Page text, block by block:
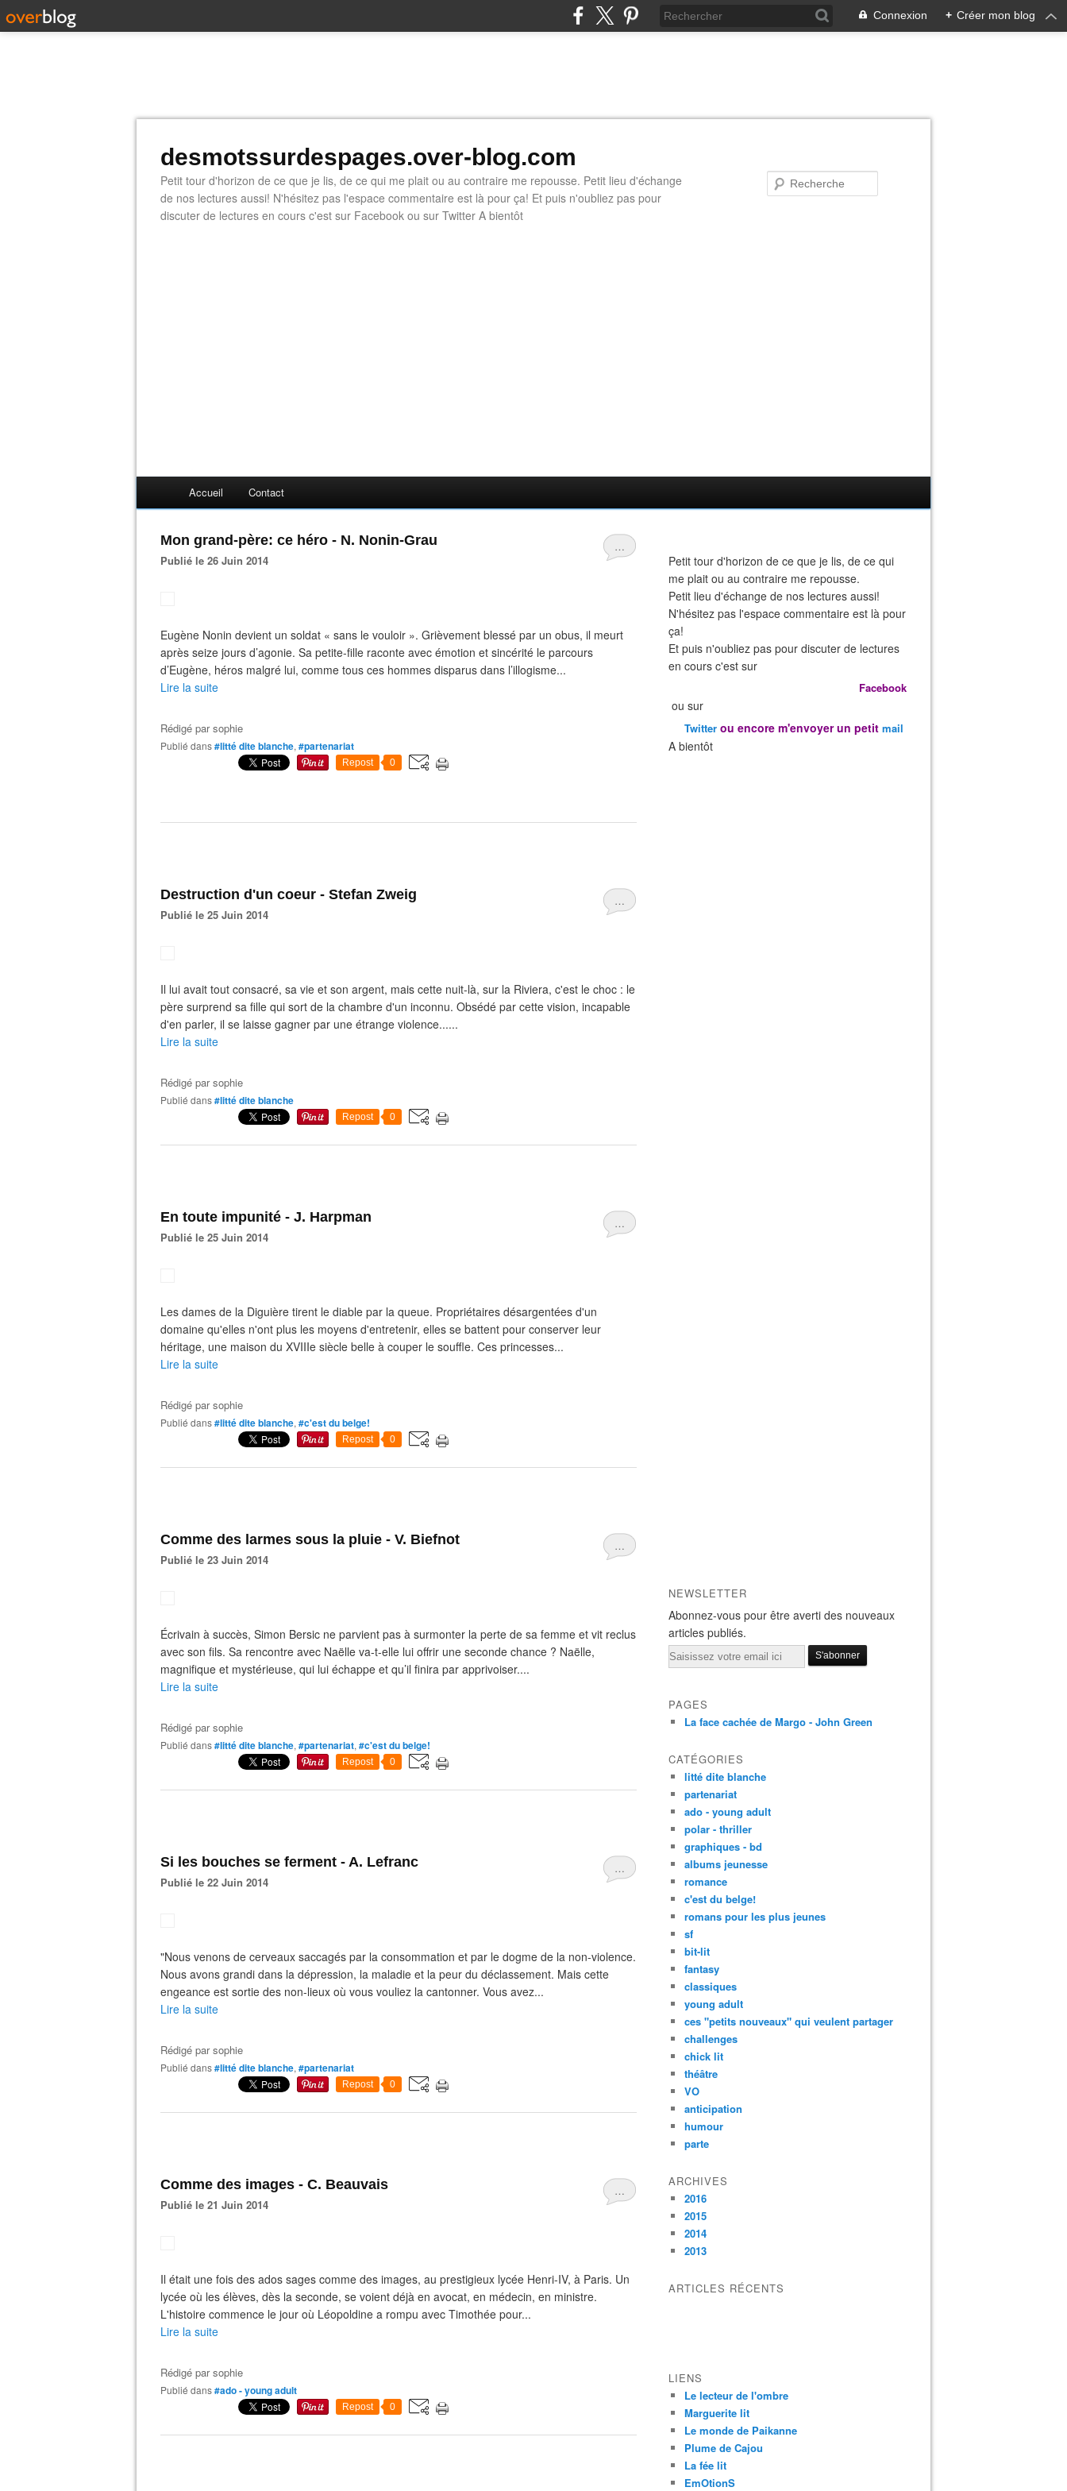
Connexion + Créer mon blog
desmotssurdespages.over-blog.com
Petit tour d'horizon de ce que je lis, de ce qui me plait ou au contraire me repousse. Petit lieu d'échange
de nos lectures aussi! N'hésitez pas l'espace commentaire est là pour ça! Et puis n'oubliez pas pour
discuter de lectures en cours c'est sur Facebook ou sur Twitter A bientôt
Accueil Contact
…
Mon grand-père: ce héro - N. Nonin-Grau
Publié le 26 Juin 2014
Eugène Nonin devient un soldat « sans le vouloir ». Grièvement blessé par un obus, il meurt
après seize jours d’agonie. Sa petite-fille raconte avec émotion et sincérité le parcours
d’Eugène, héros malgré lui, comme tous ces hommes disparus dans l’illogisme...
Lire la suite
Rédigé parsophie
Publié dans#litté dite blanche, #partenariat
Repost 0
…
Destruction d'un coeur - Stefan Zweig
Publié le 25 Juin 2014
Il lui avait tout consacré, sa vie et son argent, mais cette nuit-là, sur la Riviera, c'est le choc : le
père surprend sa fille qui sort de la chambre d'un inconnu. Obsédé par cette vision, incapable
d'en parler, il se laisse gagner par une étrange violence......
Lire la suite
Rédigé parsophie
Publié dans#litté dite blanche
Repost 0
…
En toute impunité - J. Harpman
Publié le 25 Juin 2014
Les dames de la Diguière tirent le diable par la queue. Propriétaires désargentées d'un
domaine qu'elles n'ont plus les moyens d'entretenir, elles se battent pour conserver leur
héritage, une maison du XVIIIe siècle belle à couper le souffle. Ces princesses...
Lire la suite
Rédigé parsophie
Publié dans#litté dite blanche, #c'est du belge!
Repost 0
…
Comme des larmes sous la pluie - V. Biefnot
Publié le 23 Juin 2014
Écrivain à succès, Simon Bersic ne parvient pas à surmonter la perte de sa femme et vit reclus
avec son fils. Sa rencontre avec Naëlle va-t-elle lui offrir une seconde chance ? Naëlle,
magnifique et mystérieuse, qui lui échappe et qu’il finira par apprivoiser....
Lire la suite
Rédigé parsophie
Publié dans#litté dite blanche, #partenariat, #c'est du belge!
Repost 0
…
Si les bouches se ferment - A. Lefranc
Publié le 22 Juin 2014
"Nous venons de cerveaux saccagés par la consommation et par le dogme de la non-violence.
Nous avons grandi dans la dépression, la maladie et la peur du déclassement. Mais cette
engeance est sortie des non-lieux où vous vouliez la cantonner. Vous avez...
Lire la suite
Rédigé parsophie
Publié dans#litté dite blanche, #partenariat
Repost 0
…
Comme des images - C. Beauvais
Publié le 21 Juin 2014
Il était une fois des ados sages comme des images, au prestigieux lycée Henri-IV, à Paris. Un
lycée où les élèves, dès la seconde, se voient déjà en avocat, en médecin, en ministre.
L'histoire commence le jour où Léopoldine a rompu avec Timothée pour...
Lire la suite
Rédigé parsophie
Publié dans#ado - young adult
Repost 0
Petit tour d'horizon de ce que je lis, de ce qui
me plait ou au contraire me repousse.
Petit lieu d'échange de nos lectures aussi!
N'hésitez pas l'espace commentaire est là pour
ça!
Et puis n'oubliez pas pour discuter de lectures
en cours c'est sur
Facebook
ou sur
Twitter ou encore m'envoyer un petit mail
A bientôt
NEWSLETTER
Abonnez-vous pour être averti des nouveaux
articles publiés.
Email
PAGES
La face cachée de Margo - John Green
CATÉGORIES
litté dite blanche
partenariat
ado - young adult
polar - thriller
graphiques - bd
albums jeunesse
romance
c'est du belge!
romans pour les plus jeunes
sf
bit-lit
fantasy
classiques
young adult
ces "petits nouveaux" qui veulent partager
challenges
chick lit
théâtre
VO
anticipation
humour
parte
ARCHIVES
2016
2015
2014
2013
ARTICLES RÉCENTS
LIENS
Le lecteur de l'ombre
Marguerite lit
Le monde de Paikanne
Plume de Cajou
La fée lit
EmOtionS